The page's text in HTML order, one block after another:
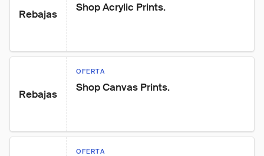
Rebajas
Shop Acrylic Prints.
Rebajas
OFERTA
Shop Canvas Prints.
OFERTA